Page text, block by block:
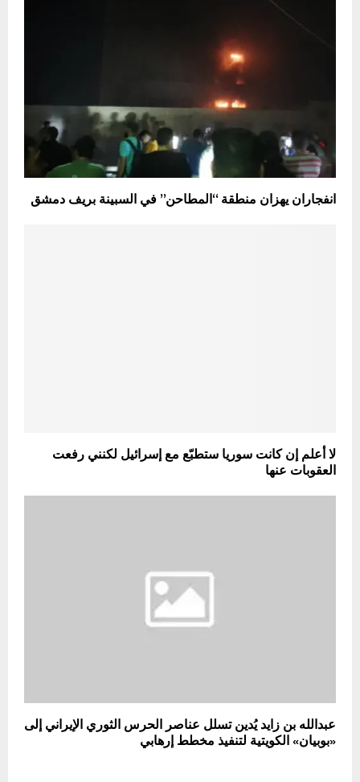
انفجاران يهزان منطقة “المطاحن” في السبينة بريف دمشق
لا أعلم إن كانت سوريا ستطبّع مع إسرائيل لكنني رفعت
العقوبات عنها
عبدالله بن زايد يُدين تسلل عناصر الحرس الثوري الإيراني إلى
«بوبيان» الكويتية لتنفيذ مخطط إرهابي